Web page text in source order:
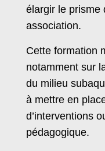
élargir le prisme
association.
Cette formation
notamment sur
du milieu
à mettre en
d’interventions
pédagogique.